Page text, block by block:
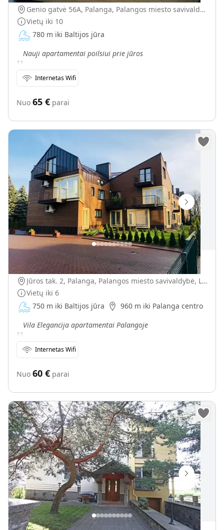
Genio gatvė 56A, Palanga, Palangos miesto savivaldybė, Lietuva
Vietų iki 10
780 m iki Baltijos jūra
„Nauji apartamentai poilsiui prie jūros
Internetas Wifi
Nuo 65 € parai
Vila Elegancija
Jūros tak. 2, Palanga, Palangos miesto savivaldybė, Lietuva
Vietų iki 6
750 m iki Baltijos jūra
960 m iki Palanga centro
„Vila Elegancija apartamentai Palangoje
Internetas Wifi
Nuo 60 € parai